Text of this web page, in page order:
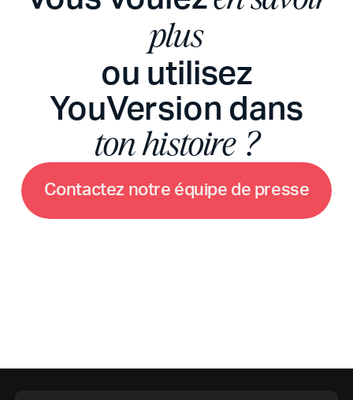
plus
ou utilisez
YouVersion dans
ton histoire ?
Contactez notre équipe de presse